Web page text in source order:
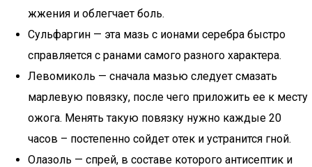
жжения и облегчает боль.
Сульфаргин — эта мазь с ионами серебра быстро
справляется с ранами самого разного характера.
Левомиколь — сначала мазью следует смазать
марлевую повязку, после чего приложить ее к месту
ожога. Менять такую повязку нужно каждые 20
часов – постепенно сойдет отек и устранится гной.
Олазоль — спрей, в составе которого антисептик и